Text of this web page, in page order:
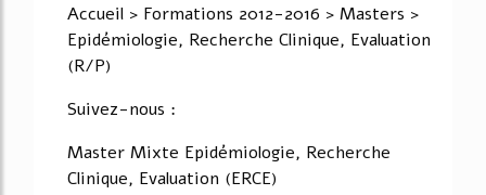
Accueil > Formations 2012-2016 > Masters >
Epidémiologie, Recherche Clinique, Evaluation
(R/P)
Suivez-nous :
Master Mixte Epidémiologie, Recherche
Clinique, Evaluation (ERCE)